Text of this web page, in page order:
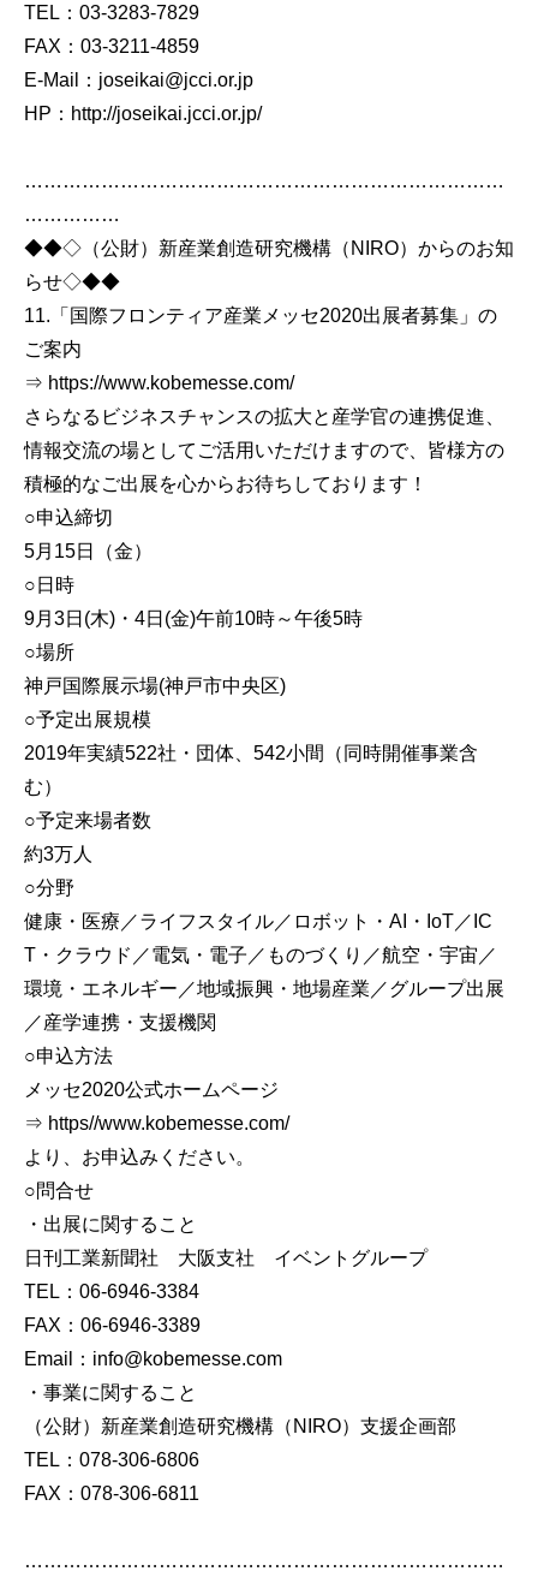
TEL：03-3283-7829
FAX：03-3211-4859
E-Mail：joseikai@jcci.or.jp
HP：http://joseikai.jcci.or.jp/
…………………………………………………………………
……………
◆◆◇（公財）新産業創造研究機構（NIRO）からのお知
らせ◇◆◆
11.「国際フロンティア産業メッセ2020出展者募集」の
ご案内
⇒ https://www.kobemesse.com/
さらなるビジネスチャンスの拡大と産学官の連携促進、
情報交流の場としてご活用いただけますので、皆様方の
積極的なご出展を心からお待ちしております！
○申込締切
5月15日（金）
○日時
9月3日(木)・4日(金)午前10時～午後5時
○場所
神戸国際展示場(神戸市中央区)
○予定出展規模
2019年実績522社・団体、542小間（同時開催事業含
む）
○予定来場者数
約3万人
○分野
健康・医療／ライフスタイル／ロボット・AI・IoT／IC
T・クラウド／電気・電子／ものづくり／航空・宇宙／
環境・エネルギー／地域振興・地場産業／グループ出展
／産学連携・支援機関
○申込方法
メッセ2020公式ホームページ
⇒ https//www.kobemesse.com/
より、お申込みください。
○問合せ
・出展に関すること
日刊工業新聞社 大阪支社 イベントグループ
TEL：06-6946-3384
FAX：06-6946-3389
Email：info@kobemesse.com
・事業に関すること
（公財）新産業創造研究機構（NIRO）支援企画部
TEL：078-306-6806
FAX：078-306-6811
…………………………………………………………………